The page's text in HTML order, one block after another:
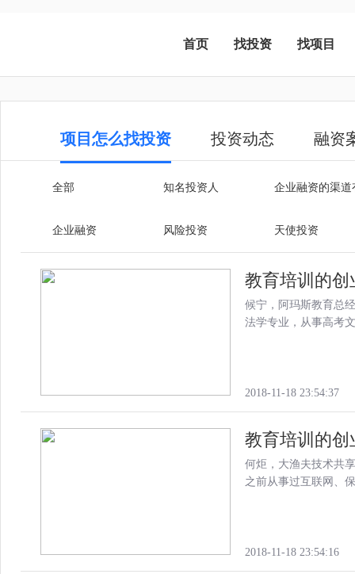
首页 找投资 找项目
项目怎么找投资 投资动态 融资
全部 知名投资人 企业融资的渠道
企业融资 风险投资 天使投资
教育培训的
候宁，阿玛斯教育总
法学专业，从事高考
2018-11-18 23:54:37
教育培训的
何炬，大渔夫技术共
之前从事过互联网、
2018-11-18 23:54:16